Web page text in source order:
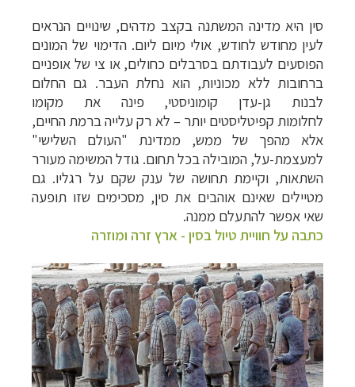
סין היא מדינה המשתנה בקצב מדהים, שינויים הנראים
לעין מחודש לחודש, אולי מיום ליום. הדימוי של המונים
הפוסעים לעבודתם בסרבלים כחולים, או צי של אופניים
ברחובות ללא מכוניות, הוא נחלת העבר. גם החלום
לבנות גן-עדן קומוניסטי, פינה את מקומו
לחלומות קפיטליסטים יותר – לא רק עלייה ברמת החיים,
אלא מהפך של ממש, ממדינת "העולם השלישי"
למעצמת-על, המובילה בכל תחום. גודל המשימה מעורר
השתאות, וקיימת תחושה של ענק שקם על רגליו. גם
מטיילים שאינם אוהבים את סין, מסכימים שזו תופעה
שאי אפשר להתעלם ממנה.
כתבה על חוויית טיול בסין - ארץ זרה ומוזרה